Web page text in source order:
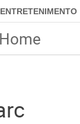
ENTRETENIMENTO
Home